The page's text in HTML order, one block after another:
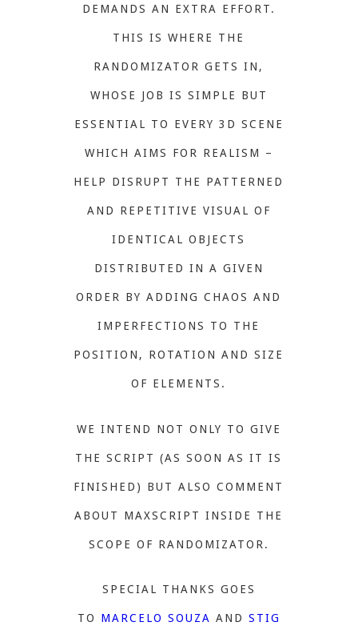
DEMANDS AN EXTRA EFFORT.
THIS IS WHERE THE
RANDOMIZATOR GETS IN,
WHOSE JOB IS SIMPLE BUT
ESSENTIAL TO EVERY 3D SCENE
WHICH AIMS FOR REALISM –
HELP DISRUPT THE PATTERNED
AND REPETITIVE VISUAL OF
IDENTICAL OBJECTS
DISTRIBUTED IN A GIVEN
ORDER BY ADDING CHAOS AND
IMPERFECTIONS TO THE
POSITION, ROTATION AND SIZE
OF ELEMENTS.
WE INTEND NOT ONLY TO GIVE
THE SCRIPT (AS SOON AS IT IS
FINISHED) BUT ALSO COMMENT
ABOUT MAXSCRIPT INSIDE THE
SCOPE OF RANDOMIZATOR.
SPECIAL THANKS GOES
TO MARCELO SOUZA AND STIG